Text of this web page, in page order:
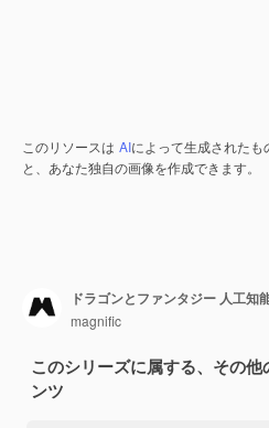
このリソースは AIによって生成されたも
と、あなた独自の画像を作成できます。
ドラゴンとファンタジー 人工知
magnific
このシリーズに属する、その
ンツ